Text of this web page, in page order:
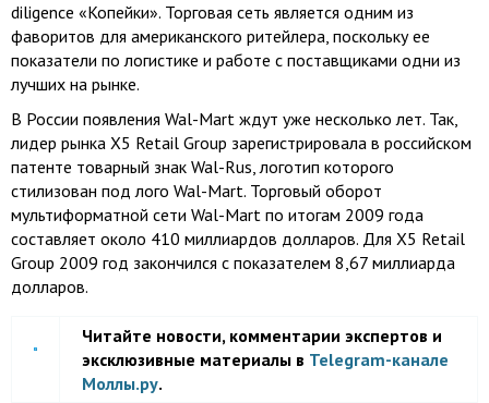
diligence «Копейки». Торговая сеть является одним из
фаворитов для американского ритейлера, поскольку ее
показатели по логистике и работе с поставщиками одни из
лучших на рынке.
В России появления Wal-Mart ждут уже несколько лет. Так,
лидер рынка X5 Retail Group зарегистрировала в российском
патенте товарный знак Wal-Rus, логотип которого
стилизован под лого Wal-Mart. Торговый оборот
мультиформатной сети Wal-Mart по итогам 2009 года
составляет около 410 миллиардов долларов. Для X5 Retail
Group 2009 год закончился с показателем 8,67 миллиарда
долларов.
Читайте новости, комментарии экспертов и
эксклюзивные материалы в Telegram-канале
Моллы.ру.